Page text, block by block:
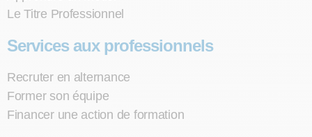
Le Titre Professionnel
Services aux professionnels
Recruter en alternance
Former son équipe
Financer une action de formation